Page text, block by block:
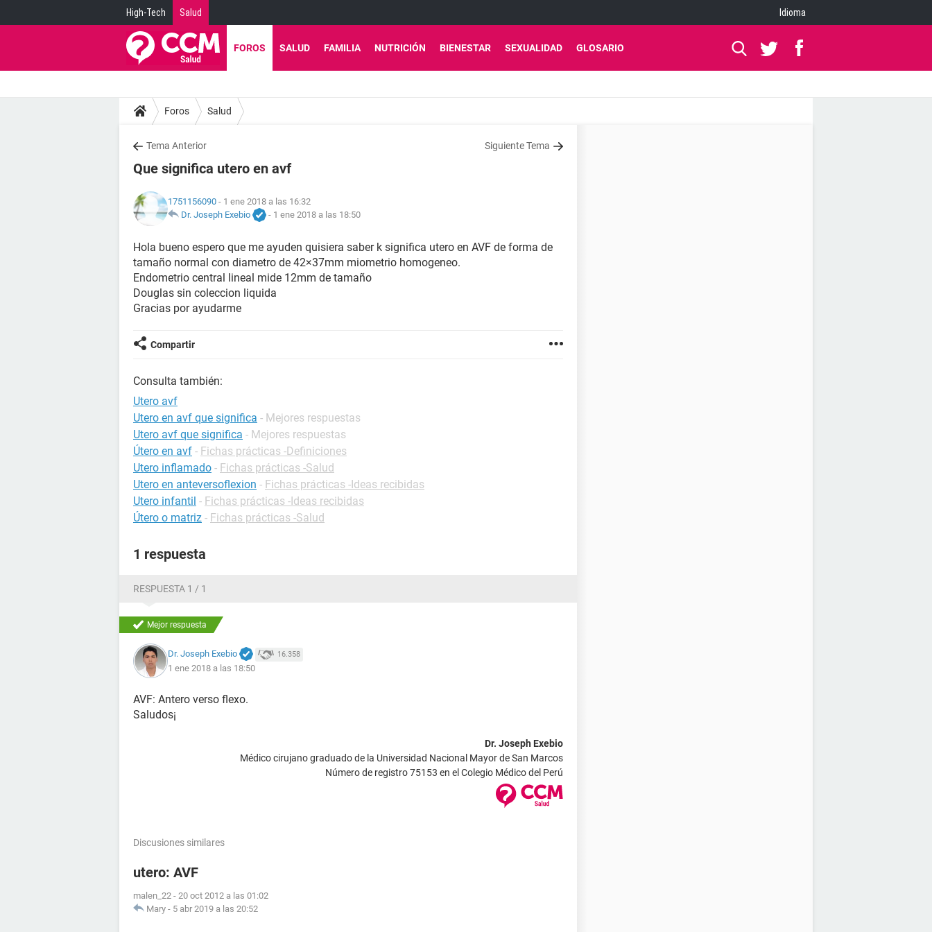
High-Tech Salud Idioma
FOROS SALUD FAMILIA NUTRICIÓN BIENESTAR SEXUALIDAD GLOSARIO
Foros Salud
Tema Anterior Siguiente Tema
Que significa utero en avf
1751156090 - 1 ene 2018 a las 16:32
Dr. Joseph Exebio
- 1 ene 2018 a las 18:50
Hola bueno espero que me ayuden quisiera saber k significa utero en AVF de forma de
tamaño normal con diametro de 42×37mm miometrio homogeneo.
Endometrio central lineal mide 12mm de tamaño
Douglas sin coleccion liquida
Gracias por ayudarme
Compartir
Consulta también:
Utero avf
Utero en avf que significa - Mejores respuestas
Utero avf que significa - Mejores respuestas
Útero en avf - Fichas prácticas -Definiciones
Utero inflamado - Fichas prácticas -Salud
Utero en anteversoflexion - Fichas prácticas -Ideas recibidas
Utero infantil - Fichas prácticas -Ideas recibidas
Útero o matriz - Fichas prácticas -Salud
1 respuesta
RESPUESTA 1 / 1
Mejor respuesta
Dr. Joseph Exebio 16.358
1 ene 2018 a las 18:50
AVF: Antero verso flexo.
Saludos¡
Dr. Joseph Exebio
Médico cirujano graduado de la Universidad Nacional Mayor de San Marcos
Número de registro 75153 en el Colegio Médico del Perú
Discusiones similares
utero: AVF
malen_22 - 20 oct 2012 a las 01:02
Mary - 5 abr 2019 a las 20:52